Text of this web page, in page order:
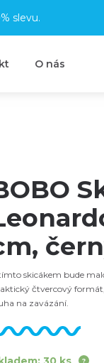
slevu.
O nás
skicákem bude
čtvercový
na zavázání.